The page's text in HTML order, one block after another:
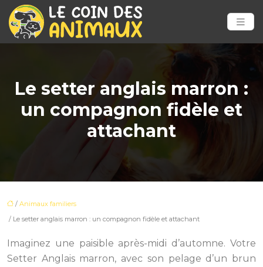
Le setter anglais marron :
un compagnon fidèle et
attachant
/ Animaux familiers
/ Le setter anglais marron : un compagnon fidèle et attachant
Imaginez une paisible après-midi d’automne. Votre
Setter Anglais marron, avec son pelage d’un brun